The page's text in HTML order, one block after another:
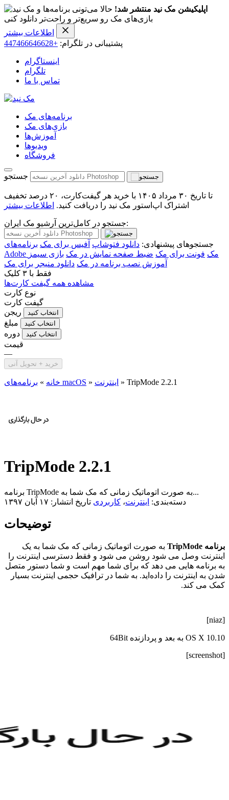
اپلیکیشن مک نید منتشر شد! حالا می‌تونی برنامه‌ها و
بازی‌های مک رو سریع‌تر و راحت‌تر دانلود کنی
اطلاعات بیشتر
پشتیبانی در تلگرام: +447466646628
اینستاگرام
تلگرام
تماس با ما
برنامه‌های مک
بازی‌های مک
آموزش‌ها
ویدیو‌ها
فروشگاه
جستجو
تا تاریخ ۳۰ مرداد ۱۴۰۵ با خرید هر گیفت‌کارت، ۲۰ درصد تخفیف
اشتراک اپ‌استور مک نید را دریافت کنید. اطلاعات بیشتر
جستجو در کامل‌ترین آرشیو مک ایران:
جستجوهای پیشنهادی: دانلود فتوشاپ آفیس برای مک برنامه‌های
Adobe مک فونت برای مک ضبط صفحه نمایش در مک بازی سیمز
آموزش نصب برنامه در مک دانلود منیجر برای مک
فقط با ۳ کلیک
مشاهده همه گیفت کارت‌ها
نوع کارت
گیفت کارت
ریجن
انتخاب کنید
مبلغ انتخاب کنید
دوره انتخاب کنید
قیمت
—
خرید + تحویل آنی
خانه » برنامه‌های macOS » اینترنت » TripMode 2.2.1
TripMode 2.2.1
برنامه TripMode به صورت اتوماتیک زمانی که مک شما به...
دسته‌بندی: اینترنت، کاربردی تاریخ انتشار: ۱۷ آبان ۱۳۹۷
توضیحات
برنامه TripMode
به صورت اتوماتیک زمانی که مک شما به یک
اینترنت وصل می شود روشن می شود و فقط دسترسی اینترنت را
به برنامه هایی می دهد که برای شما مهم است و شما دستور متصل
شدن به اینترنت را داده‌اید. به شما در ترافیک حجمی اینترنت بسیار
کمک می کند.
[niaz]
OS X 10.10 به بعد و پردازنده 64Bit
[screenshot]